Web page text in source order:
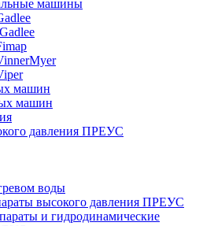
машины
машин
машин
давления ПРЕУС
воды
высокого давления ПРЕУС
и гидродинамические